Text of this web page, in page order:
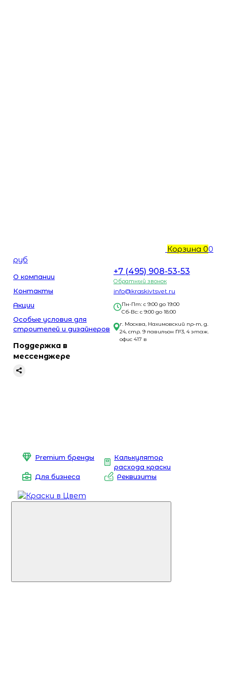
Корзина 00
руб
О компании
Контакты
Акции
Особые условия для
строителей и дизайнеров
Поддержка в
мессенджере
+7 (495) 908-53-53
Обратный звонок
info@kraskivtsvet.ru
Пн-Пт: с 9:00 до 19:00
Сб-Вс: с 9:00 до 18:00
г. Москва, Нахимовский пр-т, д.
24, стр. 9 павильон №3, 4 этаж.
офис 417 в
Premium бренды
Калькулятор
расхода краски
Для бизнеса
Реквизиты